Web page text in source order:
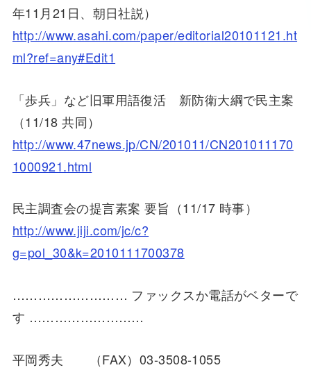
年11月21日、朝日社説）
http://www.asahi.com/paper/editorial20101121.ht
ml?ref=any#Edit1
「歩兵」など旧軍用語復活 新防衛大綱で民主案
（11/18 共同）
http://www.47news.jp/CN/201011/CN201011170
1000921.html
民主調査会の提言素案 要旨（11/17 時事）
http://www.jiji.com/jc/c?
g=pol_30&k=2010111700378
……………………… ファックスか電話がベターで
す ………………………
平岡秀夫 （FAX）03-3508-1055